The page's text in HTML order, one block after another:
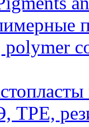
polymer
TPE,